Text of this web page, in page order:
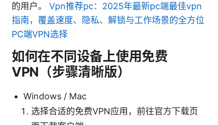
的用户。 Vpn推荐pc：2025年最新pc端最佳vpn
指南，覆盖速度、隐私、解锁与工作场景的全方位
PC端VPN选择
如何在不同设备上使用免费
VPN（步骤清晰版）
Windows / Mac
选择合适的免费VPN应用，前往官方下载页